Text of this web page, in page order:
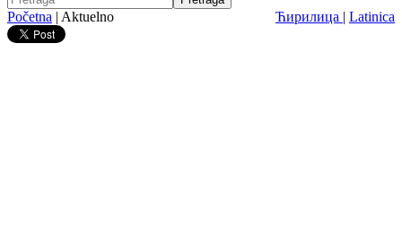
Ћирилица | Latinica
Početna | Aktuelno